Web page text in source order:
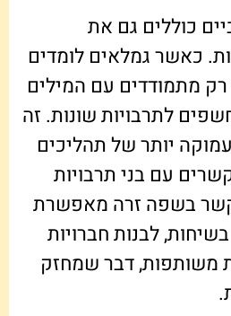
כוללים גם את
כאשר גמלאים לומדים
מתמודדים עם המילים
לתרבויות שונות. זה
יותר של תהליכים
עם בני תרבויות
בשפה זרה מאפשרת
לבנות חברויות
משותפות, דבר שמחזק